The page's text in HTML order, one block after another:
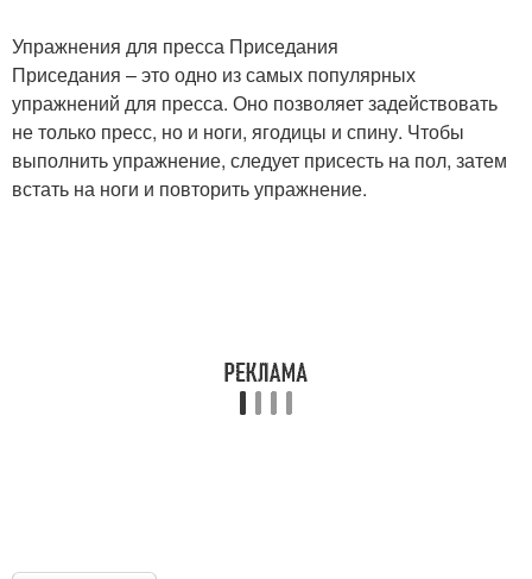
Упражнения для пресса Приседания
Приседания – это одно из самых популярных
упражнений для пресса. Оно позволяет задействовать
не только пресс, но и ноги, ягодицы и спину. Чтобы
выполнить упражнение, следует присесть на пол, затем
встать на ноги и повторить упражнение.